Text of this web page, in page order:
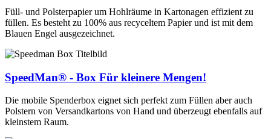
Füll- und Polsterpapier um Hohlräume in Kartonagen effizient zu
füllen. Es besteht zu 100% aus recyceltem Papier und ist mit dem
Blauen Engel ausgezeichnet.
SpeedMan® - Box Für kleinere Mengen!
Die mobile Spenderbox eignet sich perfekt zum Füllen aber auch
Polstern von Versandkartons von Hand und überzeugt ebenfalls auf
kleinstem Raum.